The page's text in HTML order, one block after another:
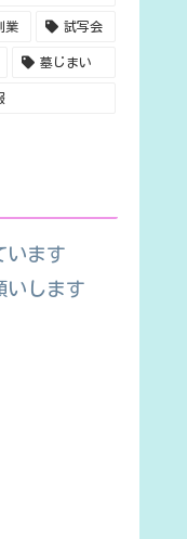
業 試写会
墓じまい
います
いします